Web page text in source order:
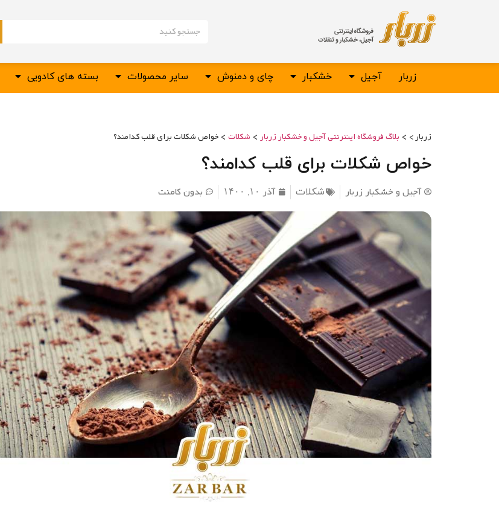
زربار آجیل خشکبار چای و دمنوش سایر محصولات بسته های کادویی
زربار > > بلاگ فروشگاه اینترنتی آجیل و خشکبار زربار > شکلات > خواص شکلات برای قلب کدامند؟
خواص شکلات برای قلب کدامند؟
آجیل و خشکبار زربار شکلات آذر ۱۰, ۱۴۰۰ بدون کامنت